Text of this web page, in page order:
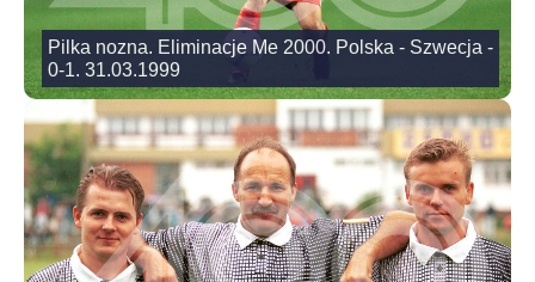
Pilka nozna. Eliminacje Me 2000. Polska - Szwecja -
0-1. 31.03.1999